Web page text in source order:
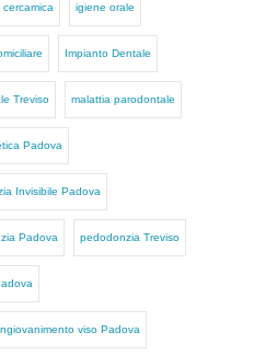
igiene orale
Impianto Dentale
Treviso malattia parodontale
Padova
Invisibile Padova
Padova pedodonzia Treviso
viso Padova